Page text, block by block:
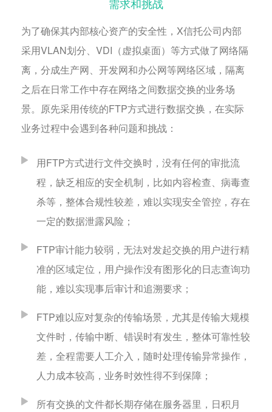
需求和挑战
为了确保其内部核心资产的安全性，X信托公司内部
采用VLAN划分、VDI（虚拟桌面）等方式做了网络隔
离，分成生产网、开发网和办公网等网络区域，隔离
之后在日常工作中存在网络之间数据交换的业务场
景。原先采用传统的FTP方式进行数据交换，在实际
业务过程中会遇到各种问题和挑战：
用FTP方式进行文件交换时，没有任何的审批流
程，缺乏相应的安全机制，比如内容检查、病毒查
杀等，整体合规性较差，难以实现安全管控，存在
一定的数据泄露风险；
FTP审计能力较弱，无法对发起交换的用户进行精
准的区域定位，用户操作没有图形化的日志查询功
能，难以实现事后审计和追溯要求；
FTP难以应对复杂的传输场景，尤其是传输大规模
文件时，传输中断、错误时有发生，整体可靠性较
差，全程需要人工介入，随时处理传输异常操作，
人力成本较高，业务时效性得不到保障；
所有交换的文件都长期存储在服务器里，日积月